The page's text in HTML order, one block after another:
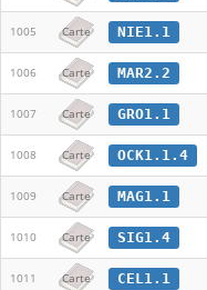
1005 Carte NIE1.1
1006 Carte MAR2.2
1007 Carte GRO1.1
1008 Carte OCK1.1.4
1009 Carte MAG1.1
1010 Carte SIG1.4
1011 Carte CEL1.1